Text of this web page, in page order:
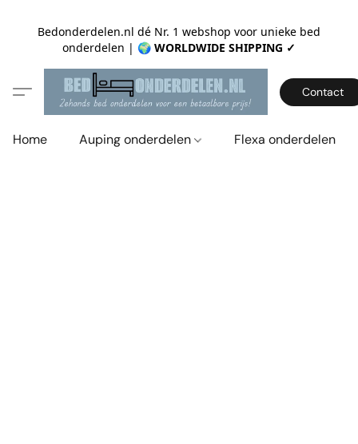
Bedonderdelen.nl dé Nr. 1 webshop voor unieke bed
onderdelen | 🌍 WORLDWIDE SHIPPING ✓
Contact
Home Auping onderdelen Flexa onderdelen